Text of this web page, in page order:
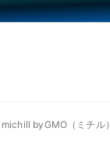
michill byGMO（ミチル）